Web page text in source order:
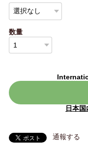
数量
日本
通報する